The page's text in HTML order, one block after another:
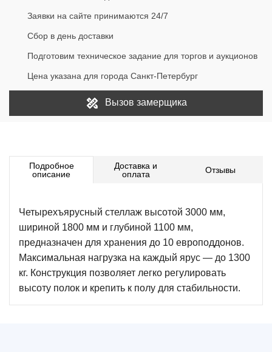
Заявки на сайте принимаются 24/7
Сбор в день доставки
Подготовим техническое задание для торгов и аукционов
Цена указана для города Санкт-Петербург
Вызов замерщика
Подробное
описание
Доставка и
оплата
Отзывы
Четырехъярусный стеллаж высотой 3000 мм,
шириной 1800 мм и глубиной 1100 мм,
предназначен для хранения до 10 европоддонов.
Максимальная нагрузка на каждый ярус — до 1300
кг. Конструкция позволяет легко регулировать
высоту полок и крепить к полу для стабильности.